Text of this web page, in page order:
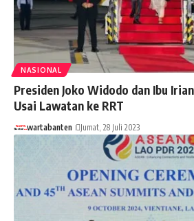
NASIONAL
Presiden Joko Widodo dan Ibu
Usai Lawatan ke RRT
wartabanten Jumat, 28 Juli 2023